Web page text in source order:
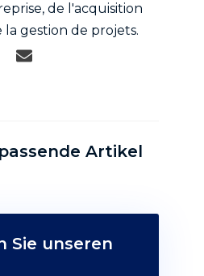
de l'acquisition
la gestion de projets.
Artikel
Sie unseren